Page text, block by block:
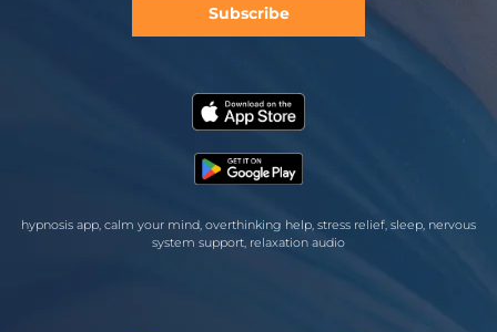
Subscribe
hypnosis app, calm your mind, overthinking help, stress relief, sleep, nervous
system support, relaxation audio